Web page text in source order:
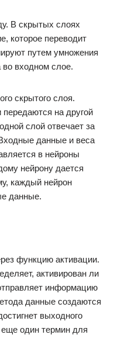
В скрытых слоях
которое переводит
путем умножения
входном слое.
скрытого слоя.
на другой
слой отвечает за
данные и веса
в нейроны
нейрону дается
каждый нейрон
данные.
функцию активации.
активирован ли
информацию
данные создаются
выходного
один термин для